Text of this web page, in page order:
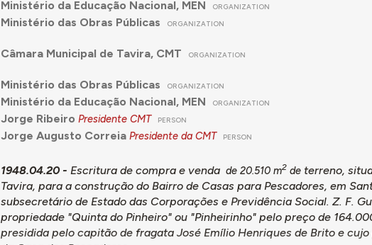
Ministério da Educação Nacional, MEN ORGANIZATION
Ministério das Obras Públicas ORGANIZATION
Câmara Municipal de Tavira, CMT ORGANIZATION
Ministério das Obras Públicas ORGANIZATION
Ministério da Educação Nacional, MEN ORGANIZATION
Jorge Ribeiro Presidente CMT PERSON
Jorge Augusto Correia Presidente da CMT PERSON
1948.04.20 - Escritura de compra e venda de 20.510 m2deterreno,
Tavira, para a construção do Bairro de Casas para Pescadores, em
subsecretário de Estado das Corporações e Previdência Social. Z. F.
propriedade "Quinta do Pinheiro" ou "Pinheirinho" pelo preço de
presidida pelo capitão de fragata José Emílio Henriques de Brito e